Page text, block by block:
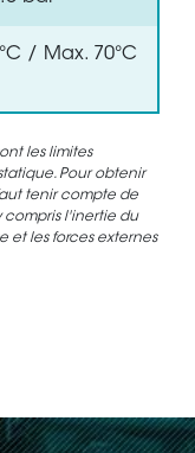
/ Max. 70°C
les limites
Pour obtenir
tenir compte de
compris l'inertie du
et les forces externes